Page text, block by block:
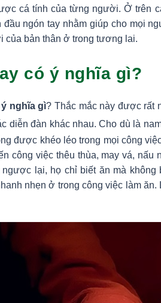
cá tính của từng người. Ở trên
đầu ngón tay nhằm giúp cho mọi
của bản thân ở trong tương lai.
có ý nghĩa gì?
nghĩa gì? Thắc mắc này được rất
diễn đàn khác nhau. Cho dù là
được khéo léo trong mọi công
công việc thêu thùa, may vá,
ngược lại, họ chỉ biết ăn mà
nhẹn ở trong công việc làm